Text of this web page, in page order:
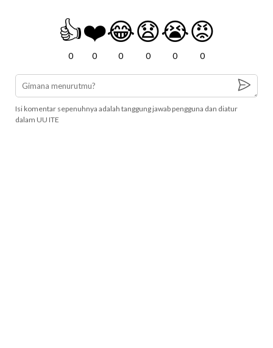
👍
0
❤️
0
😂
0
😧
0
😭
0
😡
0
Isi komentar sepenuhnya adalah tanggung jawab pengguna dan diatur
dalam UU ITE